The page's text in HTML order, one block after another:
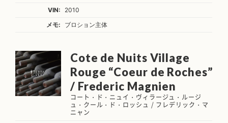
VIN:
2010
メモ:
ブロション主体
Cote de Nuits Village
Rouge “Coeur de Roches”
/ Frederic Magnien
コート・ド・ニュイ・ヴィラージュ・ルージ
ュ・クール・ド・ロッシュ / フレデリック・マ
ニャン